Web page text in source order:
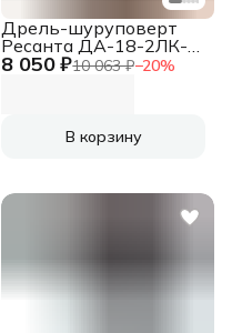
8 050 ₽10 063 ₽−20%
Дрель-шуруповерт
Ресанта ДА-18-2ЛК-У
аккум.
В корзину